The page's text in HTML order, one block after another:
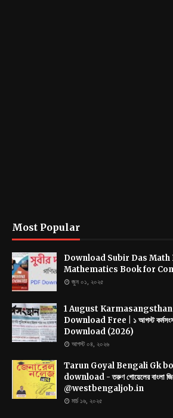
Most Popular
Download Subir Das Math
Mathematics Book for
জুন ০১, ২০২৫
1 August
Download Free | ১ আগস্ট
Download (2026)
আগস্ট ০৪, ২০২৬
Tarun Goyal Bengali Gk
download - তরুণ গোয়েলের বাংলা
@westbengaljob.in
মার্চ ১৬, ২০২৫